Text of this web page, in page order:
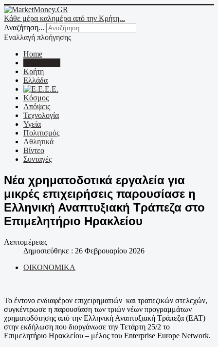
Κάθε μέρα καλημέρα από την Κρήτη...
Αναζήτηση...
Εναλλαγή πλοήγησης
Home
Κρήτη
Ελλάδα
Ε.Ε.
Κόσμος
Απόψεις
Τεχνολογία
Υγεία
Πολιτισμός
Αθλητικά
Βίντεο
Συνταγές
Νέα χρηματοδοτικά εργαλεία για
μικρές επιχειρήσεις παρουσίασε η
Ελληνική Αναπτυξιακή Τράπεζα στο
Επιμελητήριο Ηρακλείου
Λεπτομέρειες
Δημοσιεύθηκε : 26 Φεβρουαρίου 2026
ΟΙΚΟΝΟΜΙΚΑ
Το έντονο ενδιαφέρον επιχειρηματιών και τραπεζικών στελεχών,
συγκέντρωσε η παρουσίαση των τριών νέων προγραμμάτων
χρηματοδότησης από την Ελληνική Αναπτυξιακή Τράπεζα (ΕΑΤ)
στην εκδήλωση που διοργάνωσε την Τετάρτη 25/2 το
Επιμελητήριο Ηρακλείου – μέλος του Enterprise Europe Network.